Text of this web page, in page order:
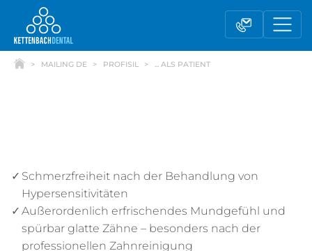
Telesales Außendienst
MAILING DE PROFISIL ... ALS PATIENT
Schmerzfreiheit nach der Behandlung von
Hypersensitivitäten
Außerordenlich erfrischendes Mundgefühl und
spürbar glatte Zähne – besonders nach der
professionellen Zahnreinigung